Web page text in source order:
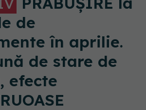
de
în aprilie.
de stare de
efecte